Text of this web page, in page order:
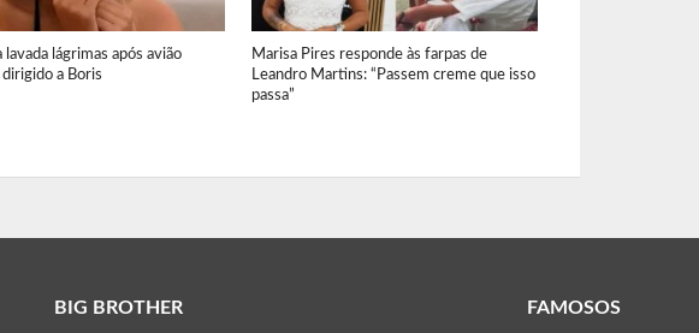
lavada lágrimas após avião
a Boris
Marisa Pires responde às farpas de
Leandro Martins: “Passem creme que isso
passa”
BIG BROTHER FAMOSOS